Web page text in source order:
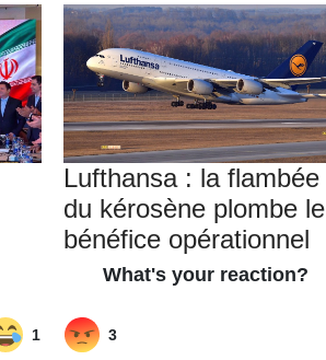
Lufthansa : la flambée
du kérosène plombe le
bénéfice opérationnel